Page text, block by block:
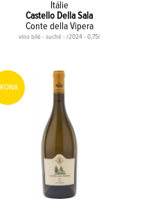
Itálie
Castello Della Sala
Conte della Vipera
víno bílé - suché - r2024 - 0,75l
IKONA